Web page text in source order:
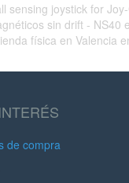
sensing joystick for
sin drift - NS40
física en Valencia
de compra